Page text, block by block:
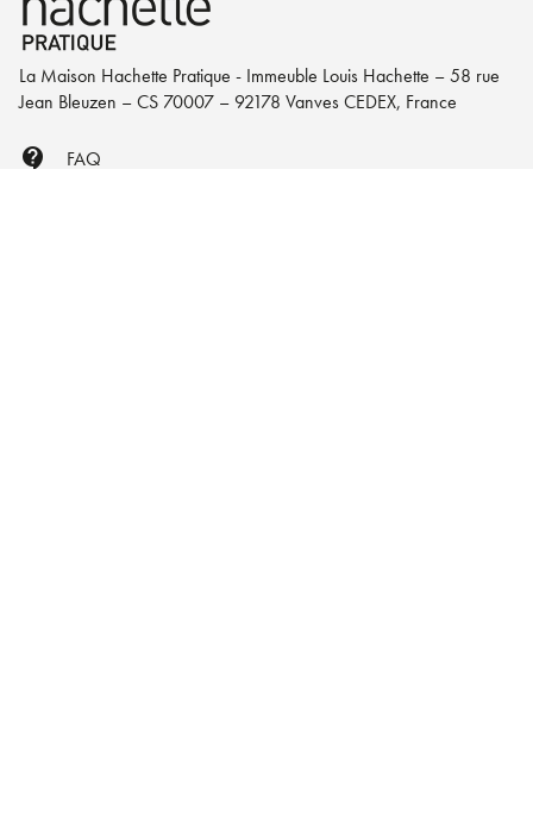
La Maison Hachette Pratique - Immeuble Louis Hachette – 58 rue
Jean Bleuzen – CS 70007 – 92178 Vanves CEDEX, France
contact_support FAQ